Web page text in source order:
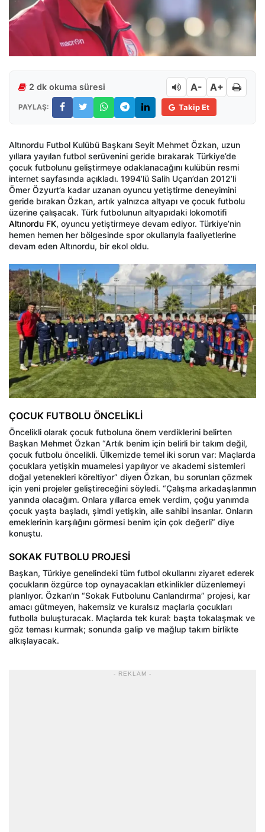
2 dk okuma süresi A- A+
PAYLAŞ: Takip Et
Altınordu Futbol Kulübü Başkanı Seyit Mehmet Özkan, uzun
yıllara yayılan futbol serüvenini geride bırakarak Türkiye’de
çocuk futbolunu geliştirmeye odaklanacağını kulübün resmi
internet sayfasında açıkladı. 1994’lü Salih Uçan’dan 2012’li
Ömer Özyurt’a kadar uzanan oyuncu yetiştirme deneyimini
geride bırakan Özkan, artık yalnızca altyapı ve çocuk futbolu
üzerine çalışacak. Türk futbolunun altyapıdaki lokomotifi
Altınordu FK, oyuncu yetiştirmeye devam ediyor. Türkiye’nin
hemen hemen her bölgesinde spor okullarıyla faaliyetlerine
devam eden Altınordu, bir ekol oldu.
ÇOCUK FUTBOLU ÖNCELİKLİ
Öncelikli olarak çocuk futboluna önem verdiklerini belirten
Başkan Mehmet Özkan “Artık benim için belirli bir takım değil,
çocuk futbolu öncelikli. Ülkemizde temel iki sorun var: Maçlarda
çocuklara yetişkin muamelesi yapılıyor ve akademi sistemleri
doğal yetenekleri köreltiyor” diyen Özkan, bu sorunları çözmek
için yeni projeler geliştireceğini söyledi. “Çalışma arkadaşlarımın
yanında olacağım. Onlara yıllarca emek verdim, çoğu yanımda
çocuk yaşta başladı, şimdi yetişkin, aile sahibi insanlar. Onların
emeklerinin karşılığını görmesi benim için çok değerli” diye
konuştu.
SOKAK FUTBOLU PROJESİ
Başkan, Türkiye genelindeki tüm futbol okullarını ziyaret ederek
çocukların özgürce top oynayacakları etkinlikler düzenlemeyi
planlıyor. Özkan’ın “Sokak Futbolunu Canlandırma” projesi, kar
amacı gütmeyen, hakemsiz ve kuralsız maçlarla çocukları
futbolla buluşturacak. Maçlarda tek kural: başta tokalaşmak ve
göz teması kurmak; sonunda galip ve mağlup takım birlikte
alkışlayacak.
- REKLAM -